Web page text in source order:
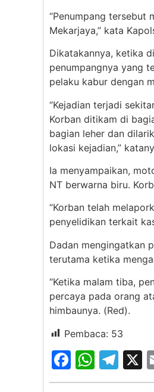
“Penumpang tersebut
Mekarjaya,” kata
Dikatakannya, ketika
penumpangnya yang
pelaku kabur dengan
“Kejadian terjadi
Korban ditikam di
bagian leher dan
lokasi kejadian,”
Ia menyampaikan,
NT berwarna biru.
“Korban telah
penyelidikan terkait
Dadan mengingatkan
terutama ketika
“Ketika malam tiba,
percaya pada orang
himbaunya. (Red).
Pembaca: 53
X